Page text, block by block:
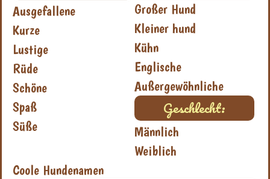
Ausgefallene
Kurze
Lustige
Rüde
Schöne
Spaß
Süße
Großer Hund
Kleiner hund
Kühn
Englische
Außergewöhnliche
Geschlecht:
Männlich
Weiblich
Coole Hundenamen